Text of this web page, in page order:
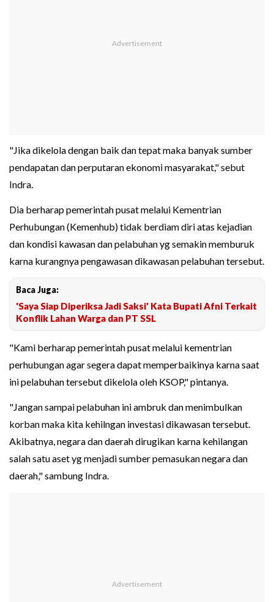
"Jika dikelola dengan baik dan tepat maka banyak sumber
pendapatan dan perputaran ekonomi masyarakat," sebut
Indra.
Dia berharap pemerintah pusat melalui Kementrian
Perhubungan (Kemenhub) tidak berdiam diri atas kejadian
dan kondisi kawasan dan pelabuhan yg semakin memburuk
karna kurangnya pengawasan dikawasan pelabuhan tersebut.
Baca Juga:
'Saya Siap Diperiksa Jadi Saksi' Kata Bupati Afni Terkait
Konflik Lahan Warga dan PT SSL
"Kami berharap pemerintah pusat melalui kementrian
perhubungan agar segera dapat memperbaikinya karna saat
ini pelabuhan tersebut dikelola oleh KSOP," pintanya.
"Jangan sampai pelabuhan ini ambruk dan menimbulkan
korban maka kita kehilngan investasi dikawasan tersebut.
Akibatnya, negara dan daerah dirugikan karna kehilangan
salah satu aset yg menjadi sumber pemasukan negara dan
daerah," sambung Indra.